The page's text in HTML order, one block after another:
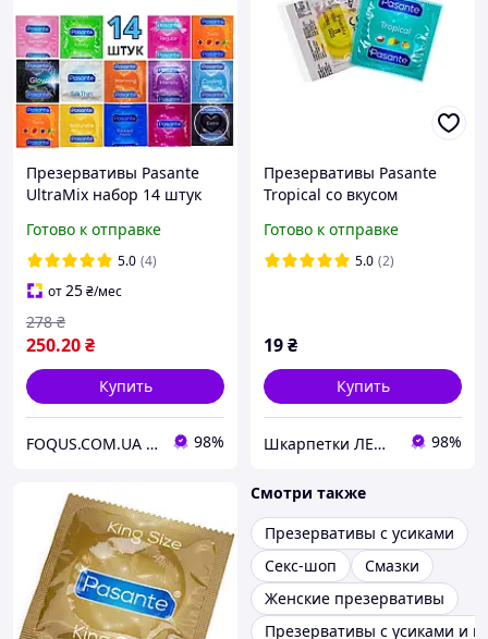
Презервативы Pasante
UltraMix набор 14 штук
Готово к отправке
5.0 (4)
от25₴/мес
250.20₴
278 ₴
Купить
FOQUS.COM.UA ● Интернет магазин Фокус 98%
Презервативы Pasante
Tropical cо вкусом
Готово к отправке
5.0 (2)
19₴
Купить
Шкарпетки ЛЕО- якісні шкарпетки від Українського виробника 98%
Смотри также
Презервативы с усиками
Секс-шоп
Смазки
Женские презервативы
Презервативы с усиками и